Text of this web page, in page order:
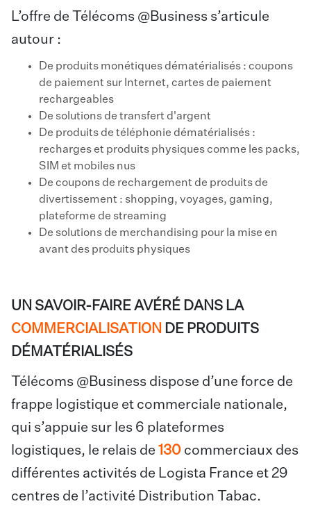
L’offre de Télécoms @Business s’articule
autour :
De produits monétiques dématérialisés : coupons
de paiement sur Internet, cartes de paiement
rechargeables
De solutions de transfert d'argent
De produits de téléphonie dématérialisés :
recharges et produits physiques comme les packs,
SIM et mobiles nus
De coupons de rechargement de produits de
divertissement : shopping, voyages, gaming,
plateforme de streaming
De solutions de merchandising pour la mise en
avant des produits physiques
UN SAVOIR-FAIRE AVÉRÉ DANS LA
COMMERCIALISATION DE PRODUITS
DÉMATÉRIALISÉS
Télécoms @Business dispose d’une force de
frappe logistique et commerciale nationale,
qui s’appuie sur les 6 plateformes
logistiques, le relais de 130 commerciaux des
différentes activités de Logista France et 29
centres de l’activité Distribution Tabac.